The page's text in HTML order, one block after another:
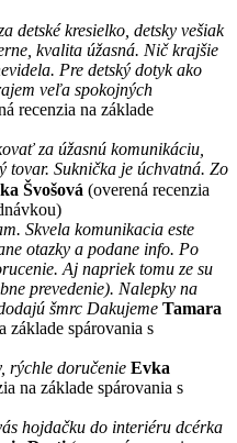
detské kresielko, detsky vešiak
kvalita úžasná. Nič krajšie
Pre detský dotyk ako
veľa spokojných
recenzia na základe
za úžasnú komunikáciu,
tovar. Suknička je úchvatná. Zo
Švošová (overená recenzia
Skvela komunikacia este
otazky a podane info. Po
Aj napriek tomu ze su
prevedenie). Nalepky na
šmrc Dakujeme Tamara
základe spárovania s
rýchle doručenie Evka
na základe spárovania s
hojdačku do interiéru dcérka